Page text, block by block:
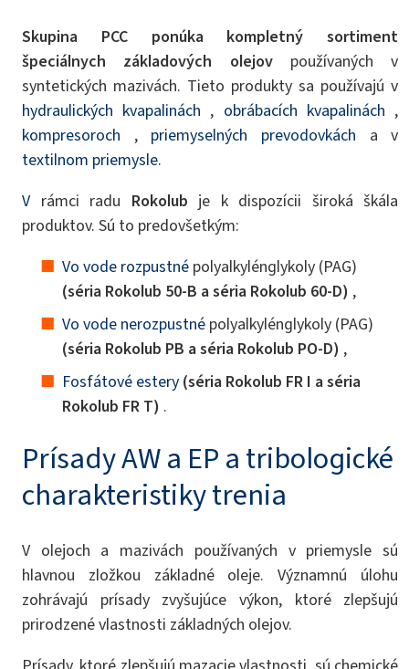
Skupina PCC ponúka kompletný sortiment
špeciálnych základových olejovpoužívaných v
syntetických mazivách. Tieto produkty sa používajú v
hydraulických kvapalinách , obrábacích kvapalinách ,
kompresoroch , priemyselných prevodovkách a v
textilnom priemysle.
Vrámci radu Rokolub je k dispozícii široká škála
produktov. Sú to predovšetkým:
Vo vode rozpustné polyalkylénglykoly (PAG)
(séria Rokolub 50-B a séria Rokolub 60-D) ,
Vo vode nerozpustné polyalkylénglykoly (PAG)
(séria Rokolub PB a séria Rokolub PO-D) ,
Fosfátové estery (séria Rokolub FR I a séria
Rokolub FR T) .
Prísady AW a EP a tribologické
charakteristiky trenia
V olejoch a mazivách používaných v priemysle sú
hlavnou zložkou základné oleje. Významnú úlohu
zohrávajú prísady zvyšujúce výkon, ktoré zlepšujú
prirodzené vlastnosti základných olejov.